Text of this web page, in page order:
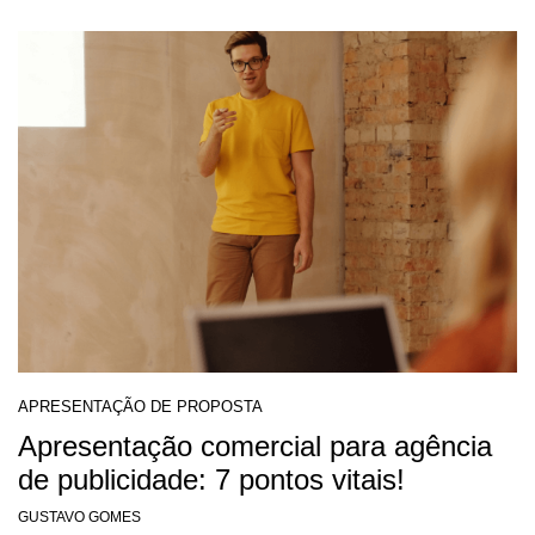
APRESENTAÇÃO DE PROPOSTA
Apresentação comercial para agência
de publicidade: 7 pontos vitais!
GUSTAVO GOMES